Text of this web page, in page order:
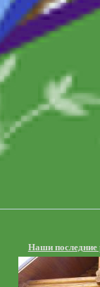
Наши последние